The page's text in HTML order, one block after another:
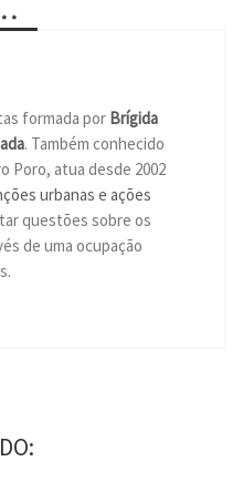
formada por Brígida
. Também conhecido
Poro, atua desde 2002
urbanas e ações
questões sobre os
de uma ocupação